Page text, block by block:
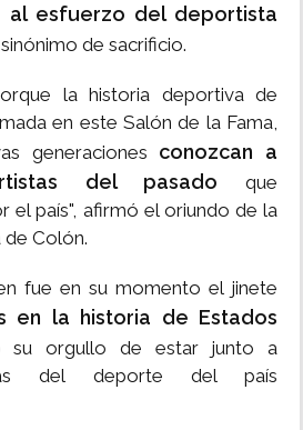
al esfuerzo del deportista
de sacrificio.
la historia deportiva de
en este Salón de la Fama,
generaciones conozcan a
del pasado que
el país", afirmó el oriundo de la
de Colón.
fue en su momento el jinete
en la historia de Estados
su orgullo de estar junto a
del deporte del país